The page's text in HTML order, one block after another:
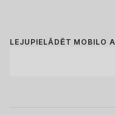
LEJUPIELĀDĒT MOBILO